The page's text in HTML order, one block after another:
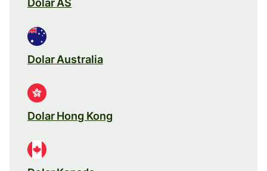
Dolar AS
Dolar Australia
Dolar Hong Kong